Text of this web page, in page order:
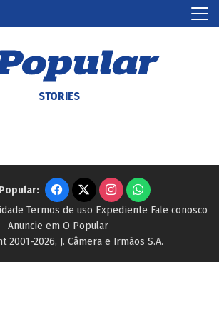
STORIES
Termos de uso Expediente Fale conosco
Anuncie em O Popular
2001-2026, J. Câmera e Irmãos S.A.